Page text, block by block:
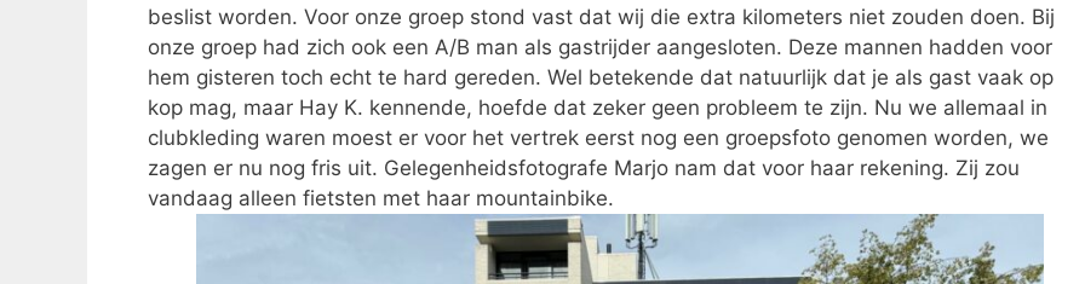
beslist worden. Voor onze groep stond vast dat wij die extra kilometers niet zouden doen. Bij
onze groep had zich ook een A/B man als gastrijder aangesloten. Deze mannen hadden voor
hem gisteren toch echt te hard gereden. Wel betekende dat natuurlijk dat je als gast vaak op
kop mag, maar Hay K. kennende, hoefde dat zeker geen probleem te zijn. Nu we allemaal in
clubkleding waren moest er voor het vertrek eerst nog een groepsfoto genomen worden, we
zagen er nu nog fris uit. Gelegenheidsfotografe Marjo nam dat voor haar rekening. Zij zou
vandaag alleen fietsten met haar mountainbike.